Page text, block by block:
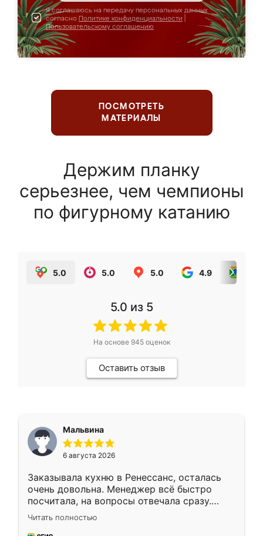
Я соглашаюсь на передачу персональных данных
согласно Политике конфиденциальности
Пользовательскому соглашению
ПОСМОТРЕТЬ
МАТЕРИАЛЫ
Держим планку
серьезнее, чем чемпионы
по фигурному катанию
5.0 5.0 5.0 4.9
5.0 из 5
На основе 945оценок
Оставить отзыв
Мальвина
6 августа 2026
Заказывала кухню в Ренессанс, осталась
очень довольна. Менеджер всё быстро
посчитала, на вопросы отвечала сразу.
Замерщик приехал в субботу, подошёл к
делу со всей ответственностью. Собрали
Читать полностью